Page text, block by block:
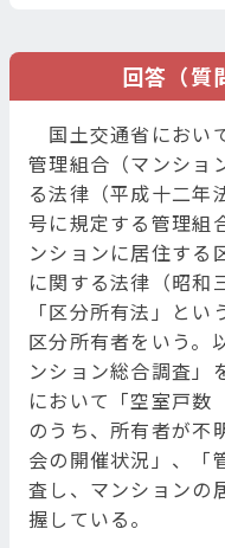
回答（質
国土交通省におい
管理組合（マンショ
る法律（平成十二年
号に規定する管理組
ンションに居住する
に関する法律（昭和
「区分所有法」と
区分所有者をいう。
ンション総合調査」
において「空室戸数
のうち、所有者が不
会の開催状況」、「
査し、マンションの
握している。